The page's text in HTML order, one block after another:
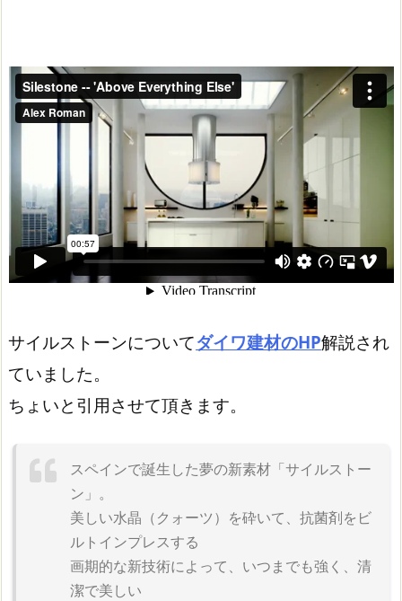
サイルストーンについてダイワ建材のHP解説され
ていました。
ちょいと引用させて頂きます。
スペインで誕生した夢の新素材「サイルストー
ン」。
美しい水晶（クォーツ）を砕いて、抗菌剤をビ
ルトインプレスする
画期的な新技術によって、いつまでも強く、清
潔で美しい